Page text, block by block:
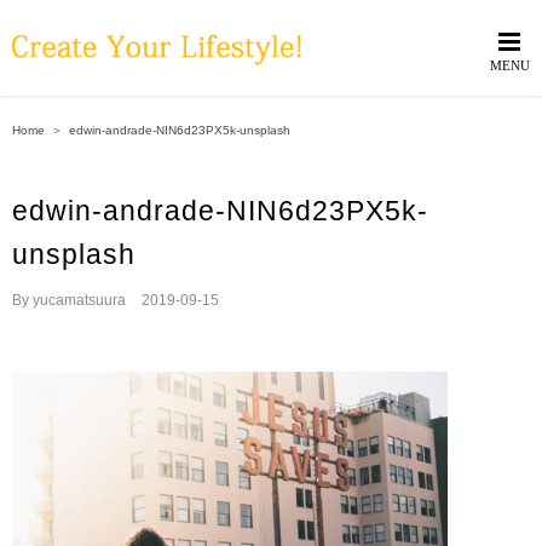
to
Home ＞ edwin-andrade-NIN6d23PX5k-unsplash
edwin-andrade-NIN6d23PX5k-
unsplash
By yucamatsuura 2019-09-15